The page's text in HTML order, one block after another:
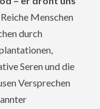
Reiche Menschen
durch
Seren und die
Versprechen